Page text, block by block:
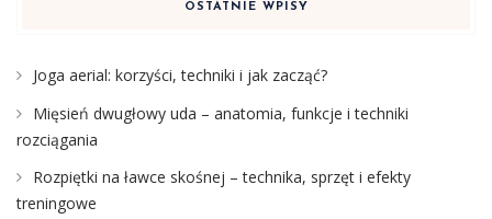
OSTATNIE WPISY
Joga aerial: korzyści, techniki i jak zacząć?
Mięsień dwugłowy uda – anatomia, funkcje i techniki
rozciągania
Rozpiętki na ławce skośnej – technika, sprzęt i efekty
treningowe